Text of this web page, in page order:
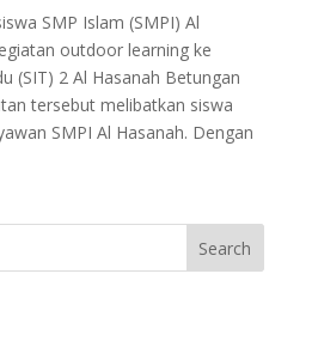
SMP Islam (SMPI) Al
outdoor learning ke
(SIT) 2 Al Hasanah Betungan
tersebut melibatkan siswa
SMPI Al Hasanah. Dengan